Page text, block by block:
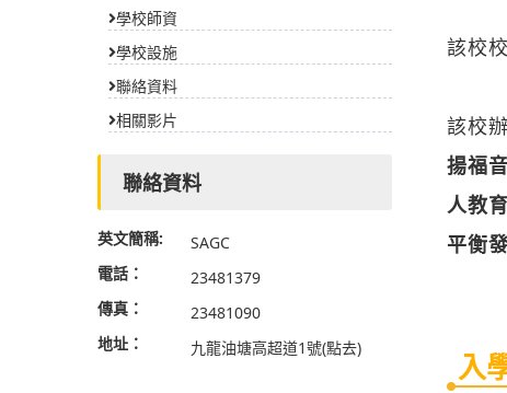
該校
該校
揚福
人教
平衡
入
學校師資
學校設施
聯絡資料
相關影片
聯絡資料
英文簡稱:
SAGC
電話：
23481379
傳真：
23481090
地址：
九龍油塘高超道1號(點去)